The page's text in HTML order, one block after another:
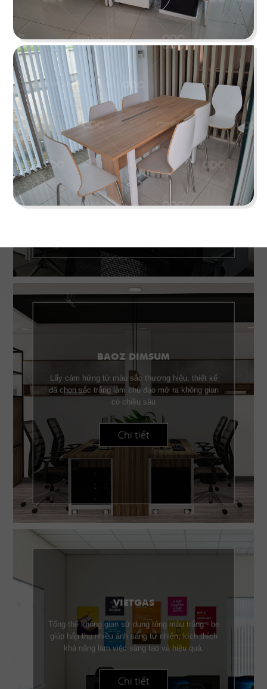
TAKO
Thiết kế theo phong cách hiện đại với gam màu
trắng và đen làm chủ đạo, mang đến sự sang
trọng và lịch thiệp
Chi tiết
BAOZ DIMSUM
Lấy cảm hứng từ màu sắc thương hiệu, thiết kế
đã chọn sắc trắng làm chủ đạo mở ra không gian
có chiều sâu
Chi tiết
VIETGAS
Tổng thể không gian sử dụng tông màu trắng - be
giúp hấp thụ nhiều ánh sáng tự nhiên, kích thích
khả năng làm việc sáng tạo và hiệu quả.
Chi tiết